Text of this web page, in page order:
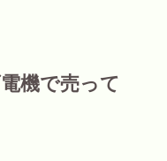
機で売って